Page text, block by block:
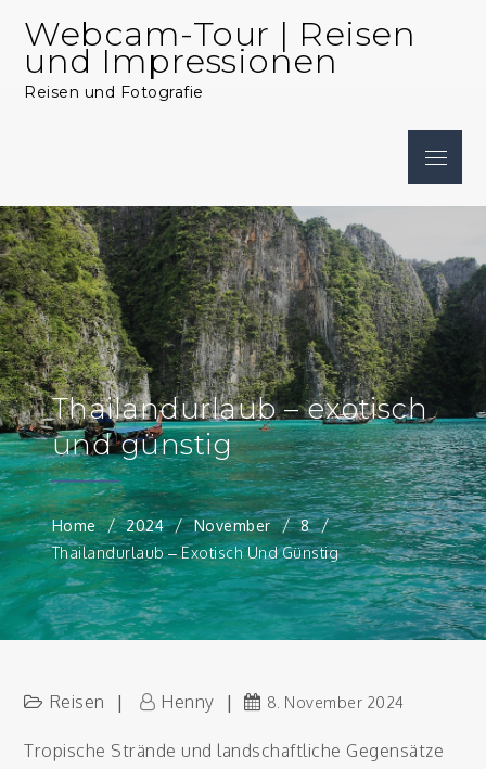
content
Webcam-Tour | Reisen
und Impressionen
Reisen und Fotografie
Menu
Thailandurlaub – exotisch
und günstig
Home 2024 November 8
Thailandurlaub – Exotisch Und Günstig
Reisen Henny 8. November 2024
Tropische Strände und landschaftliche Gegensätze